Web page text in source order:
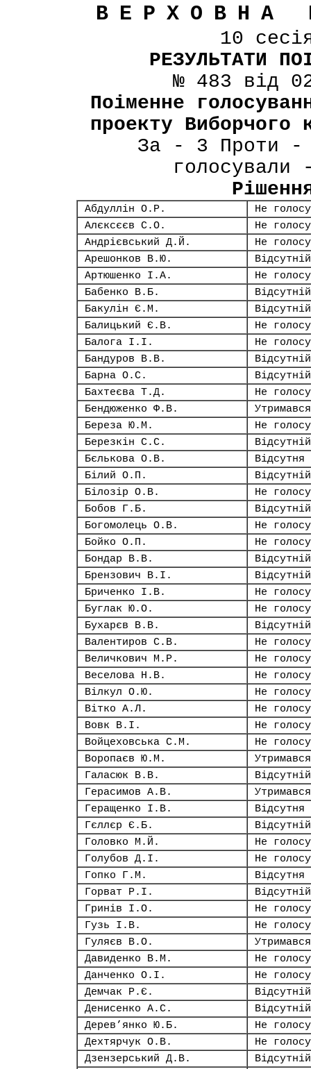
ВЕРХОВНА
10
РЕЗУЛЬТАТИ
№ 483 від
Поіменне
проекту Виборчого
За - 3 Проти -
Абдуллін О.Р.
Не
Алєксєєв С.О.
Не
Андрієвський Д.Й.
Не
Арешонков В.Ю.
Відсутній
Артюшенко І.А.
Не
Бабенко В.Б.
Відсутній
Бакулін Є.М.
Відсутній
Балицький Є.В.
Не
Балога І.І.
Не
Бандуров В.В.
Відсутній
Барна О.С.
Відсутній
Бахтеєва Т.Д.
Не
Бендюженко Ф.В.
Утримався
Береза Ю.М.
Не
Березкін С.С.
Відсутній
Бєлькова О.В.
Відсутня
Білий О.П.
Відсутній
Білозір О.В.
Не
Бобов Г.Б.
Відсутній
Богомолець О.В.
Не
Бойко О.П.
Не
Бондар В.В.
Відсутній
Брензович В.І.
Відсутній
Бриченко І.В.
Не
Буглак Ю.О.
Не
Бухарєв В.В.
Відсутній
Валентиров С.В.
Не
Величкович М.Р.
Не
Веселова Н.В.
Не
Вілкул О.Ю.
Не
Вітко А.Л.
Не
Вовк В.І.
Не
Войцеховська С.М.
Не
Воропаєв Ю.М.
Утримався
Галасюк В.В.
Відсутній
Герасимов А.В.
Утримався
Геращенко І.В.
Відсутня
Гєллєр Є.Б.
Відсутній
Головко М.Й.
Не
Голубов Д.І.
Не
Гопко Г.М.
Відсутня
Горват Р.І.
Відсутній
Гринів І.О.
Не
Гузь І.В.
Не
Гуляєв В.О.
Утримався
Давиденко В.М.
Не
Данченко О.І.
Не
Демчак Р.Є.
Відсутній
Денисенко А.С.
Відсутній
Дерев’янко Ю.Б.
Не
Дехтярчук О.В.
Не
Дзензерський Д.В.
Відсутній